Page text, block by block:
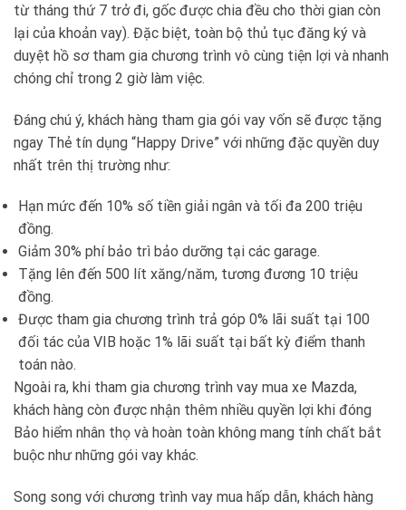
từ tháng thứ 7 trở đi, gốc được chia đều cho thời gian còn
lại của khoản vay). Đặc biệt, toàn bộ thủ tục đăng ký và
duyệt hồ sơ tham gia chương trình vô cùng tiện lợi và nhanh
chóng chỉ trong 2 giờ làm việc.
Đáng chú ý, khách hàng tham gia gói vay vốn sẽ được tặng
ngay Thẻ tín dụng “Happy Drive” với những đặc quyền duy
nhất trên thị trường như:
Hạn mức đến 10% số tiền giải ngân và tối đa 200 triệu
đồng.
Giảm 30% phí bảo trì bảo dưỡng tại các garage.
Tặng lên đến 500 lít xăng/năm, tương đương 10 triệu
đồng.
Được tham gia chương trình trả góp 0% lãi suất tại 100
đối tác của VIB hoặc 1% lãi suất tại bất kỳ điểm thanh
toán nào.
Ngoài ra, khi tham gia chương trình vay mua xe Mazda,
khách hàng còn được nhận thêm nhiều quyền lợi khi đóng
Bảo hiểm nhân thọ và hoàn toàn không mang tính chất bắt
buộc như những gói vay khác.
Song song với chương trình vay mua hấp dẫn, khách hàng